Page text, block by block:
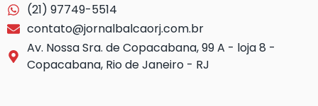
(21) 97749-5514
contato@jornalbalcaorj.com.br
Av. Nossa Sra. de Copacabana, 99 A - loja 8 -
Copacabana, Rio de Janeiro - RJ